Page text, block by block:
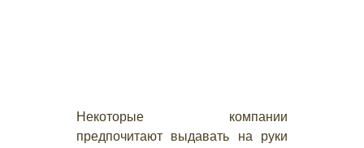
Некоторые компании
предпочитают выдавать на руки